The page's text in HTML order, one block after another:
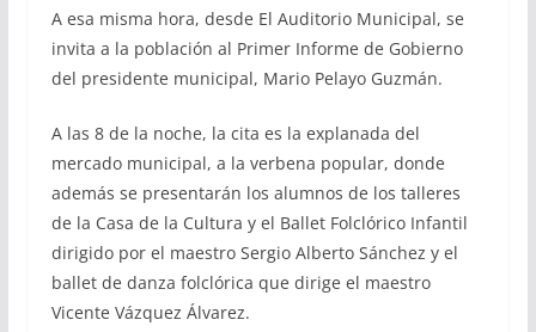
A esa misma hora, desde El Auditorio Municipal, se
invita a la población al Primer Informe de Gobierno
del presidente municipal, Mario Pelayo Guzmán.
A las 8 de la noche, la cita es la explanada del
mercado municipal, a la verbena popular, donde
además se presentarán los alumnos de los talleres
de la Casa de la Cultura y el Ballet Folclórico Infantil
dirigido por el maestro Sergio Alberto Sánchez y el
ballet de danza folclórica que dirige el maestro
Vicente Vázquez Álvarez.